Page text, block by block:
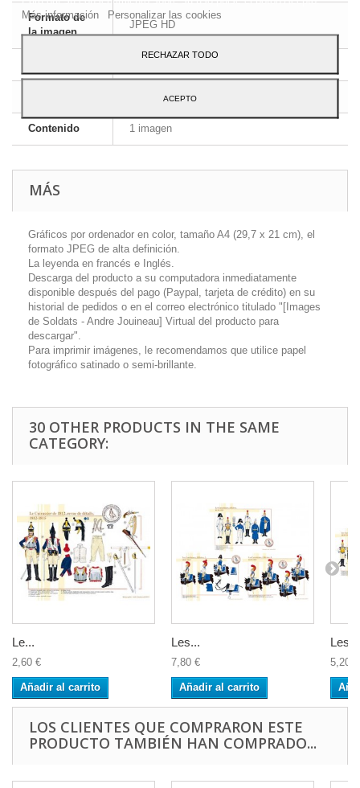
Formato de
la imagen
JPEG HD
Inglés y francés
Contenido 1 imagen
MÁS
Gráficos por ordenador en color, tamaño A4 (29,7 x 21 cm), el
formato JPEG de alta definición.
La leyenda en francés e Inglés.
Descarga del producto a su computadora inmediatamente
disponible después del pago (Paypal, tarjeta de crédito) en su
historial de pedidos o en el correo electrónico titulado "[Images
de Soldats - Andre Jouineau] Virtual del producto para
descargar".
Para imprimir imágenes, le recomendamos que utilice papel
fotográfico satinado o semi-brillante.
30 OTHER PRODUCTS IN THE SAME
CATEGORY:
Le...
2,60 €
Añadir al carrito
Les...
7,80 €
Añadir al carrito
Les...
5,20 €
LOS CLIENTES QUE COMPRARON ESTE
PRODUCTO TAMBIÉN HAN COMPRADO...
Más información
Personalizar las cookies
RECHAZAR TODO
ACEPTO